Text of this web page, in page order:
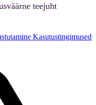
teejuht
Kasutustingimused